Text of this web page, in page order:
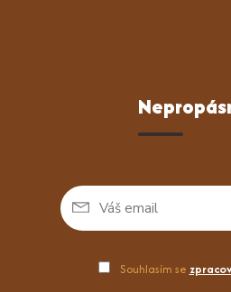
Souhlasím se